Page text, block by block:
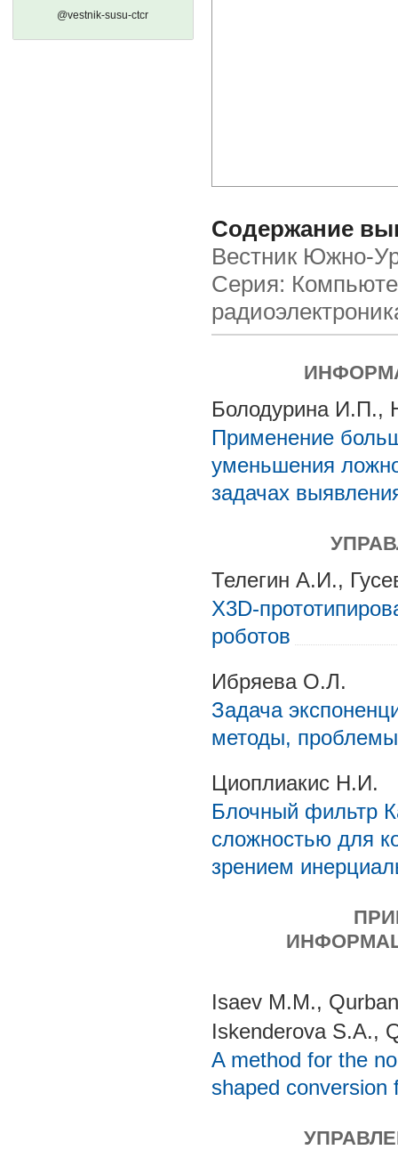
@vestnik-susu-ctcr
Содержание
Вестник Южно-
Серия:
Болодурина И.П.,
Применение
уменьшения
задачах
Телегин А.И.,
X3D-
роботов
Ибряева О.Л.
Задача
методы, проблемы
Циоплиакис Н.И.
Блочный фильтр
сложностью для
зрением
Isaev M.M.,
Iskenderova S.A.,
A method for the
shaped conversion